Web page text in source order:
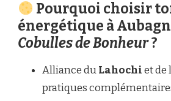
Pourquoi choisir
énergétique à
Cobulles de Bonheur?
Alliance duLahochiet de
pratiques